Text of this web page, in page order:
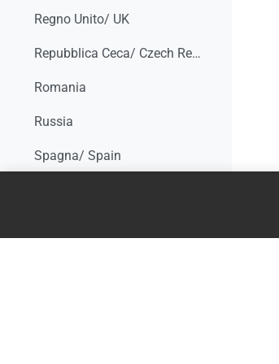
Regno Unito/ UK
Repubblica Ceca/ Czech Republic
Romania
Russia
Spagna/ Spain